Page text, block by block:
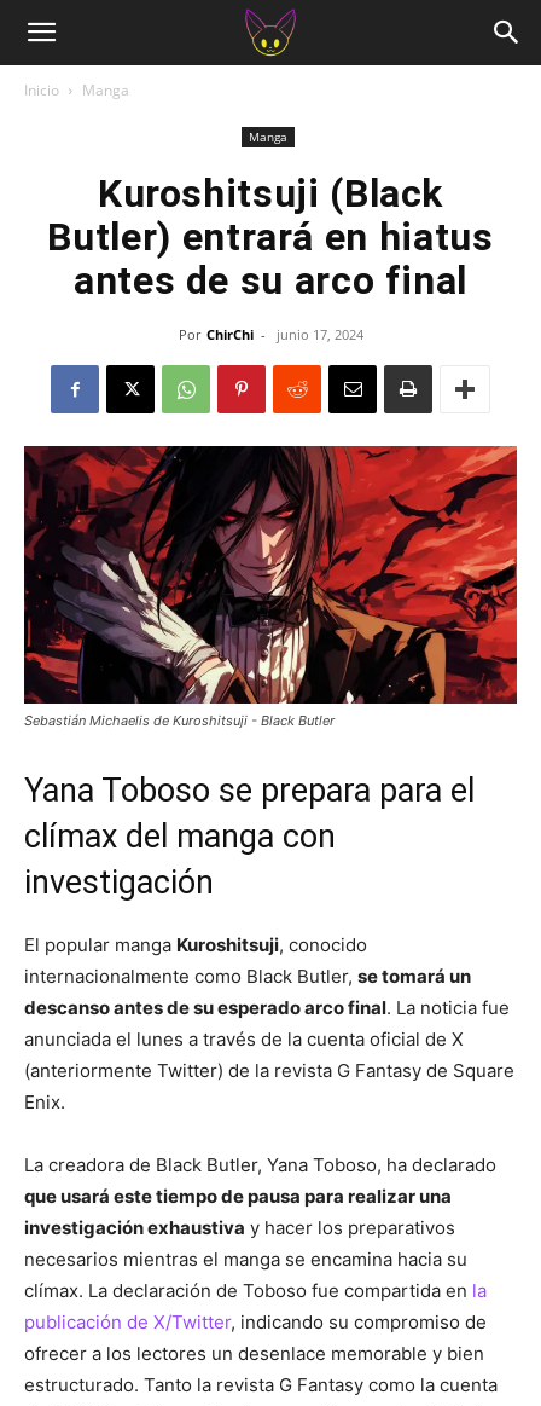
Inicio Manga
Manga
Kuroshitsuji (Black
Butler) entrará en hiatus
antes de su arco final
Por ChirChi - junio 17, 2024
Sebastián Michaelis de Kuroshitsuji - Black Butler
Yana Toboso se prepara para el
clímax del manga con
investigación
El popular manga Kuroshitsuji, conocido
internacionalmente como Black Butler, se tomará un
descanso antes de su esperado arco final. La noticia fue
anunciada el lunes a través de la cuenta oficial de X
(anteriormente Twitter) de la revista G Fantasy de Square
Enix.
La creadora de Black Butler, Yana Toboso, ha declarado
que usará este tiempo de pausa para realizar una
investigación exhaustiva y hacer los preparativos
necesarios mientras el manga se encamina hacia su
clímax. La declaración de Toboso fue compartida en la
publicación de X/Twitter, indicando su compromiso de
ofrecer a los lectores un desenlace memorable y bien
estructurado. Tanto la revista G Fantasy como la cuenta